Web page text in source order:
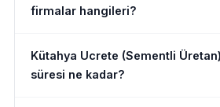
firmalar hangileri?
Kütahya Ucrete (Sementli
süresi ne kadar?